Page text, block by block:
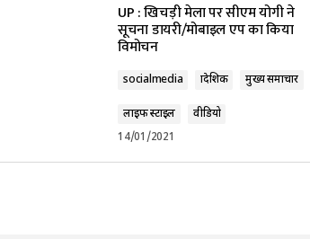
UP : खिचड़ी मेला पर सीएम योगी ने
सूचना डायरी/मोबाइल एप का किया
विमोचन
socialmedia प्रादेशिक मुख्य समाचार
लाइफ स्टाइल
वीडियो
14/01/2021